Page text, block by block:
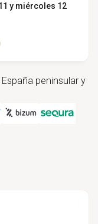
y miércoles 12
España peninsular y